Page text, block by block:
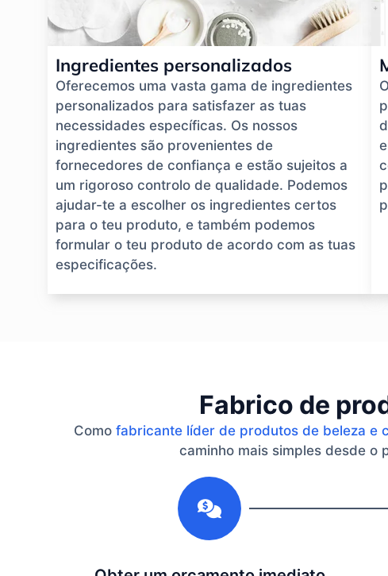
Ingredientes personalizados
Oferecemos uma vasta gama de ingredientes
personalizados para satisfazer as tuas
necessidades específicas. Os nossos
ingredientes são provenientes de
fornecedores de confiança e estão sujeitos a
um rigoroso controlo de qualidade. Podemos
ajudar-te a escolher os ingredientes certos
para o teu produto, e também podemos
formular o teu produto de acordo com as tuas
especificações.
Fabrico de
Como fabricante líder de produtos de beleza e
caminho mais simples desde o